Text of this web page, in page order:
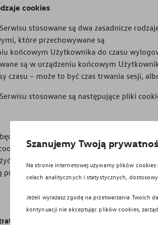
cookies
stosowane są dwa zasadnicze
które przechowywane są
końcowym Użytkownika do czasu
są w urządzeniu końcowym
czasu – może to być czas trwania sesji,
stosowane są następujące pliki
pliki cookies - niezbędne do
wykorzystywane do usług
w zakresie uwierzytelniania w ramach
przeglądarkę tak, aby zablokować te pliki
cookies
Szanujemy Twoją
Na stronie internetowej używamy plików
celach analitycznych i statystycznych,
Jeżeli wyrażasz zgodę na przetwarzania Twoich
kontynuacji nie akceptując plików cookies,